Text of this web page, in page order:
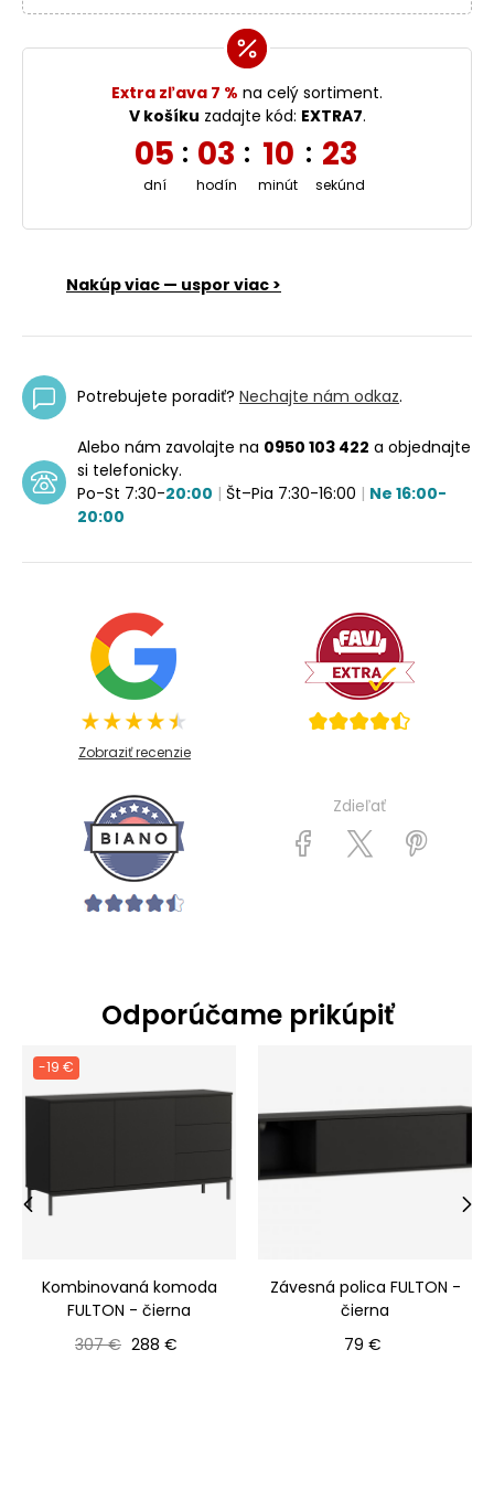
Extra zľava 7 % na celý sortiment.
V košíku zadajte kód: EXTRA7.
05
dní
: 03
hodín
: 10
minút
: 22
sekúnd
Nakúp viac — uspor viac >
Potrebujete poradiť? Nechajte nám odkaz.
Alebo nám zavolajte na 0950 103 422 a objednajte
si telefonicky.
Po-St 7:30-20:00 | Št–Pia 7:30-16:00 | Ne 16:00-
20:00
Zobraziť recenzie
Zdieľať
Odporúčame prikúpiť
-19 €
Kombinovaná komoda
FULTON - čierna
Bežná cena
307 € Cena
288 €
Závesná polica FULTON -
čierna
Cena
79 €